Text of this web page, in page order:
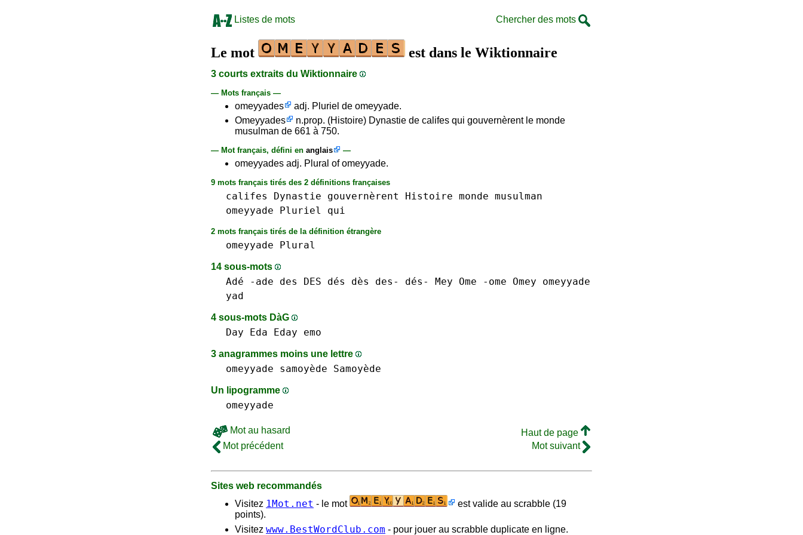
Listes de mots Chercher des mots
Le mot est dans le Wiktionnaire
3 courts extraits du Wiktionnaire
— Mots français —
omeyyades
adj. Pluriel de omeyyade.
Omeyyades
n.prop. (Histoire) Dynastie de califes qui gouvernèrent le monde
musulman de 661 à 750.
— Mot français, défini en anglais —
omeyyades adj. Plural of omeyyade.
9 mots français tirés des 2 définitions françaises
califes Dynastie gouvernèrent Histoire monde musulman
omeyyade
Pluriel qui
2 mots français tirés de la définition étrangère
omeyyade Plural
14 sous-mots
Adé -ade des DES dés dès des- dés- Mey Ome -ome Omey
omeyyade
yad
4 sous-mots DàG
Day Eda Eday emo
3 anagrammes moins une lettre
omeyyade samoyède Samoyède
Un lipogramme
omeyyade
Mot au hasard
Haut de page
Mot précédent
Mot suivant
Sites web recommandés
Visitez 1Mot.net - le mot
est valide au scrabble (19
points).
Visitez www.BestWordClub.com - pour jouer au scrabble duplicate en ligne.